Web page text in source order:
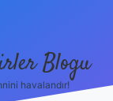
Blogu
havalandır!